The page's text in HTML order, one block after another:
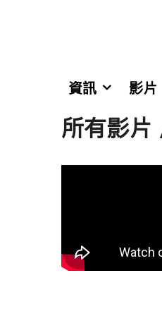
資訊 影片
所有影